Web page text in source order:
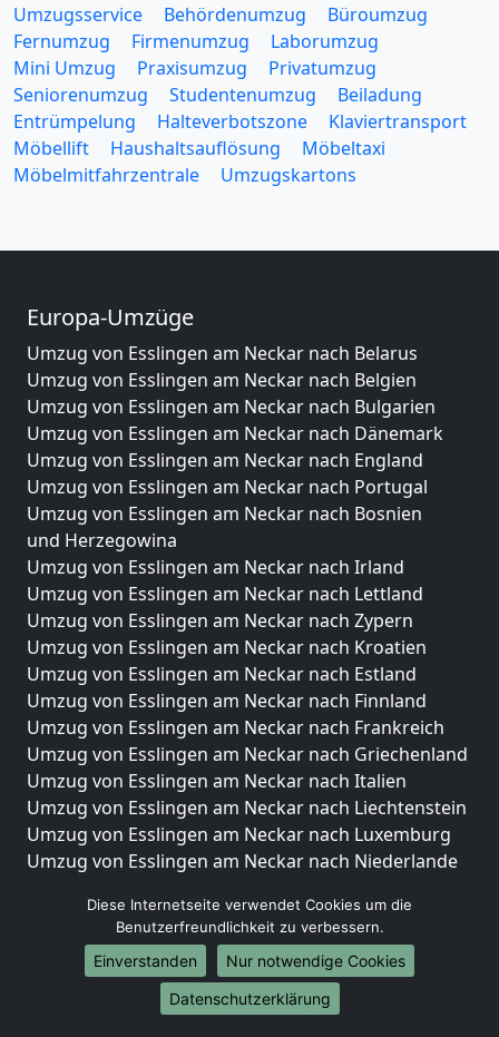
Umzugsservice Behördenumzug
Büroumzug
Fernumzug
Firmenumzug
Laborumzug
Mini Umzug
Praxisumzug
Privatumzug
Seniorenumzug
Studentenumzug
Beiladung
Entrümpelung
Halteverbotszone
Klaviertransport
Möbellift
Haushaltsauflösung
Möbeltaxi
Möbelmitfahrzentrale
Umzugskartons
Europa-Umzüge
Umzug von Esslingen am Neckar nach Belarus
Umzug von Esslingen am Neckar nach Belgien
Umzug von Esslingen am Neckar nach Bulgarien
Umzug von Esslingen am Neckar nach Dänemark
Umzug von Esslingen am Neckar nach England
Umzug von Esslingen am Neckar nach Portugal
Umzug von Esslingen am Neckar nach Bosnien
und Herzegowina
Umzug von Esslingen am Neckar nach Irland
Umzug von Esslingen am Neckar nach Lettland
Umzug von Esslingen am Neckar nach Zypern
Umzug von Esslingen am Neckar nach Kroatien
Umzug von Esslingen am Neckar nach Estland
Umzug von Esslingen am Neckar nach Finnland
Umzug von Esslingen am Neckar nach Frankreich
Umzug von Esslingen am Neckar nach Griechenland
Umzug von Esslingen am Neckar nach Italien
Umzug von Esslingen am Neckar nach Liechtenstein
Umzug von Esslingen am Neckar nach Luxemburg
Umzug von Esslingen am Neckar nach Niederlande
Umzüge-Deutschlandweit
Umzug von Esslingen am Neckar nach Berlin
Umzug von Esslingen am Neckar nach Hamburg
Umzug von Esslingen am Neckar nach München
Diese Internetseite verwendet Cookies um die
Benutzerfreundlichkeit zu verbessern.
Einverstanden
Nur notwendige Cookies
Datenschutzerklärung